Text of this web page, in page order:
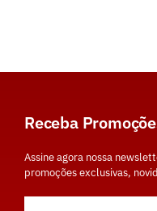
Receba
Assine agora nossa
promoções exclusivas,